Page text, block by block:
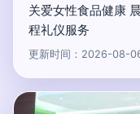
关爱女性食品健康
程礼仪服务
更新时间：2026-08-